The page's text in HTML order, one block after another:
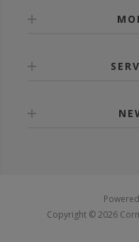
Copyright © 2026